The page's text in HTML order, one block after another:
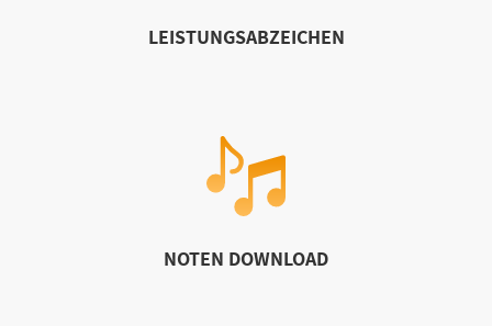
LEISTUNGSABZEICHEN
NOTEN DOWNLOAD